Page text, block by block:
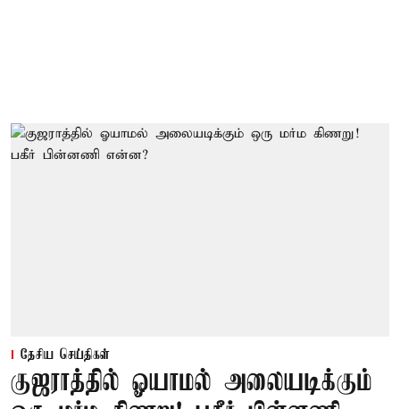
தேசிய செய்திகள்
குஜராத்தில் ஓயாமல் அலையடிக்கும்